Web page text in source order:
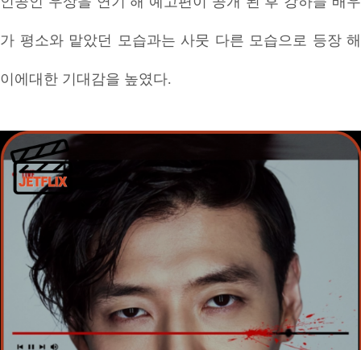
가 평소와 맡았던 모습과는 사뭇 다른 모습으로 등장 해
이에대한 기대감을 높였다.